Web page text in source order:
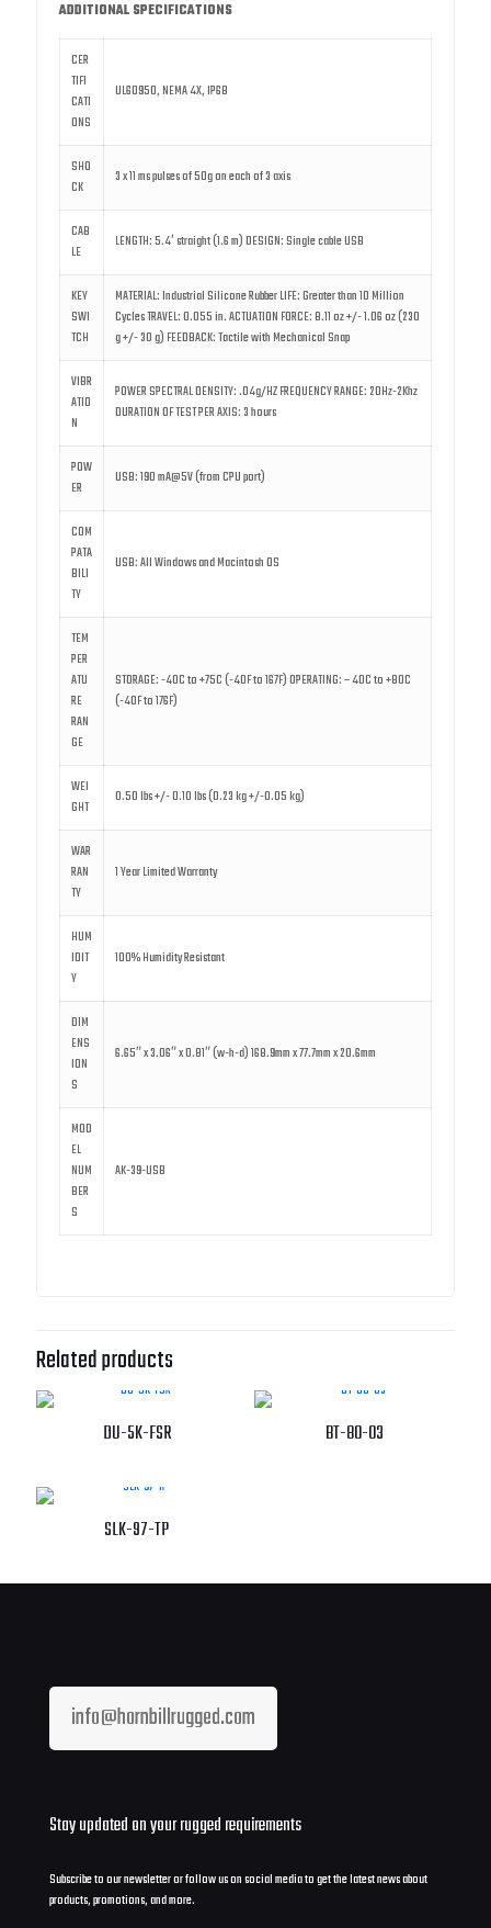
ADDITIONAL SPECIFICATIONS
CER
TIFI
CATI
ONS
UL60950, NEMA 4X, IP68
SHO
CK
3 x 11 ms pulses of 50g on each of 3 axis
CAB
LE
LENGTH: 5.4′ straight (1.6 m) DESIGN: Single cable USB
KEY
SWI
TCH
MATERIAL: Industrial Silicone Rubber LIFE: Greater than 10 Million
Cycles TRAVEL: 0.055 in. ACTUATION FORCE: 8.11 oz +/- 1.06 oz (230
g +/- 30 g) FEEDBACK: Tactile with Mechanical Snap
VIBR
ATIO
N
POWER SPECTRAL DENSITY: .04g/HZ FREQUENCY RANGE: 20Hz-2Khz
DURATION OF TEST PER AXIS: 3 hours
POW
ER
USB: 190 mA@5V (from CPU port)
COM
PATA
BILI
TY
USB: All Windows and Macintosh OS
TEM
PER
ATU
RE
RAN
GE
STORAGE: -40C to +75C (-40F to 167F) OPERATING: – 40C to +80C
(-40F to 176F)
WEI
GHT
0.50 lbs +/- 0.10 lbs (0.23 kg +/-0.05 kg)
WAR
RAN
TY
1 Year Limited Warranty
HUM
IDIT
Y
100% Humidity Resistant
DIM
ENS
ION
S
6.65″ x 3.06″ x 0.81″ (w-h-d) 168.9mm x 77.7mm x 20.6mm
MOD
EL
NUM
BER
S
AK-39-USB
Related products
DU-5K-FSR BT-80-03
SLK-97-TP
info@hornbillrugged.com
Stay updated on your rugged requirements
Subscribe to our newsletter or follow us on social media to get the latest news about
products, promotions, and more.